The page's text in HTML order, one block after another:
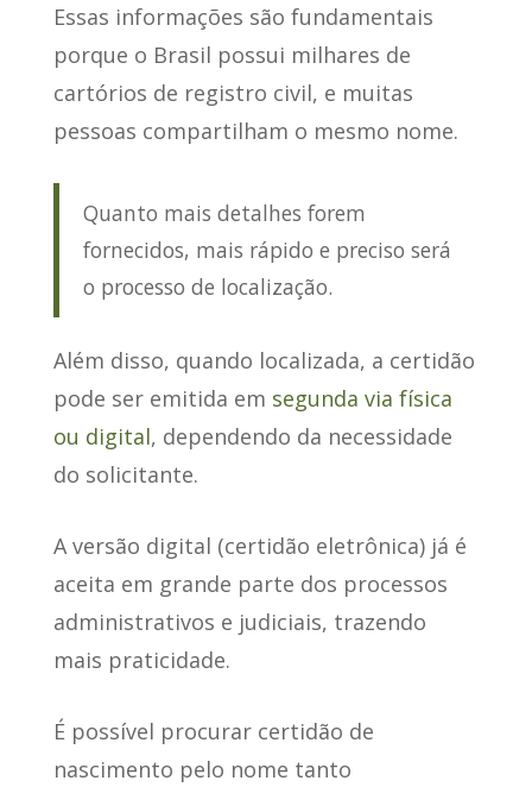
Essas informações são fundamentais
porque o Brasil possui milhares de
cartórios de registro civil, e muitas
pessoas compartilham o mesmo nome.
Quanto mais detalhes forem
fornecidos, mais rápido e preciso será
o processo de localização.
Além disso, quando localizada, a certidão
pode ser emitida em segunda via física
ou digital, dependendo da necessidade
do solicitante.
A versão digital (certidão eletrônica) já é
aceita em grande parte dos processos
administrativos e judiciais, trazendo
mais praticidade.
É possível procurar certidão de
nascimento pelo nome tanto